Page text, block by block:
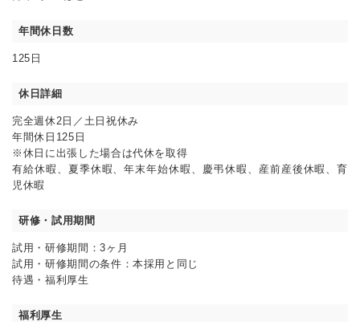
年間休日数
125日
休日詳細
完全週休2日／土日祝休み
年間休日125日
※休日に出張した場合は代休を取得
有給休暇、夏季休暇、年末年始休暇、慶弔休暇、産前産後休暇、育
児休暇
研修・試用期間
試用・研修期間：3ヶ月
試用・研修期間の条件：本採用と同じ
待遇・福利厚生
福利厚生